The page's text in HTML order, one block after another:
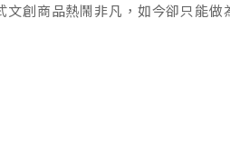
文創商品熱鬧非凡，如今卻只能做